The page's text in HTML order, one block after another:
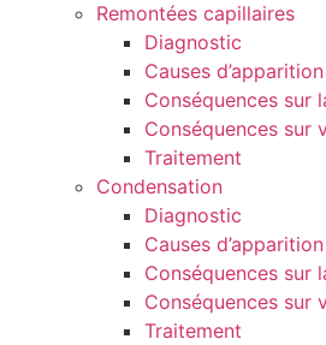
Remontées capillaires
Diagnostic
Causes d’apparition
Conséquences sur
Conséquences sur
Traitement
Condensation
Diagnostic
Causes d’apparition
Conséquences sur
Conséquences sur
Traitement